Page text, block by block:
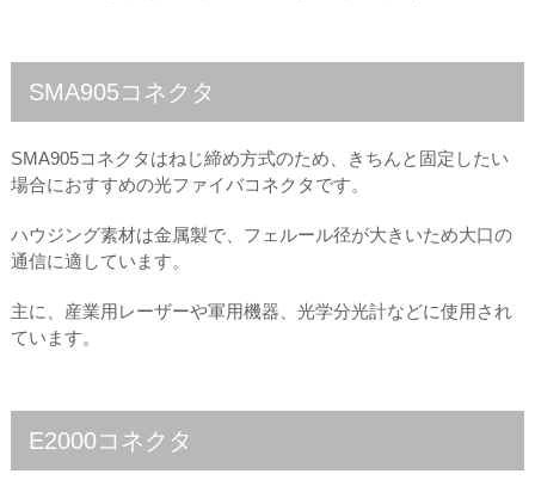
SMA905コネクタ
SMA905コネクタはねじ締め方式のため、きちんと固定したい
場合におすすめの光ファイバコネクタです。
ハウジング素材は金属製で、フェルール径が大きいため大口の
通信に適しています。
主に、産業用レーザーや軍用機器、光学分光計などに使用され
ています。
E2000コネクタ